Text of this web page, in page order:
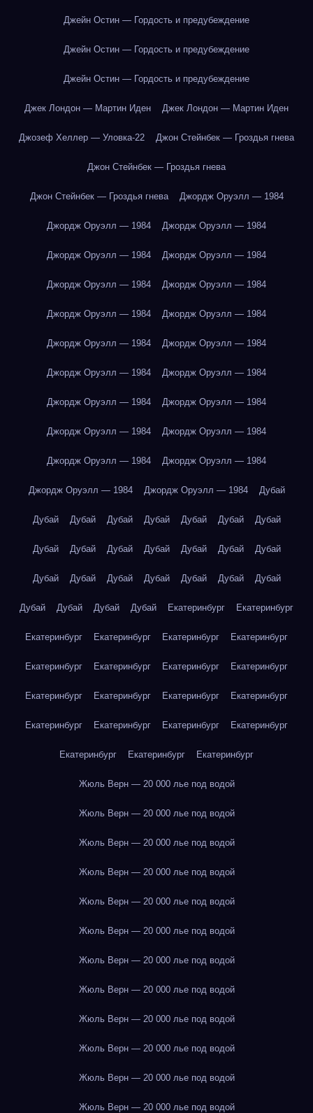
Джейн Остин — Гордость и предубеждение
Джейн Остин — Гордость и предубеждение
Джейн Остин — Гордость и предубеждение
Джек Лондон — Мартин Иден Джек Лондон — Мартин Иден
Джозеф Хеллер — Уловка-22 Джон Стейнбек — Гроздья гнева
Джон Стейнбек — Гроздья гнева
Джон Стейнбек — Гроздья гнева Джордж Оруэлл — 1984
Джордж Оруэлл — 1984 Джордж Оруэлл — 1984
Джордж Оруэлл — 1984 Джордж Оруэлл — 1984
Джордж Оруэлл — 1984 Джордж Оруэлл — 1984
Джордж Оруэлл — 1984 Джордж Оруэлл — 1984
Джордж Оруэлл — 1984 Джордж Оруэлл — 1984
Джордж Оруэлл — 1984 Джордж Оруэлл — 1984
Джордж Оруэлл — 1984 Джордж Оруэлл — 1984
Джордж Оруэлл — 1984 Джордж Оруэлл — 1984
Джордж Оруэлл — 1984 Джордж Оруэлл — 1984
Джордж Оруэлл — 1984 Джордж Оруэлл — 1984 Дубай
Дубай Дубай Дубай Дубай Дубай Дубай Дубай
Дубай Дубай Дубай Дубай Дубай Дубай Дубай
Дубай Дубай Дубай Дубай Дубай Дубай Дубай
Дубай Дубай Дубай Дубай Екатеринбург Екатеринбург
Екатеринбург Екатеринбург Екатеринбург Екатеринбург
Екатеринбург Екатеринбург Екатеринбург Екатеринбург
Екатеринбург Екатеринбург Екатеринбург Екатеринбург
Екатеринбург Екатеринбург Екатеринбург Екатеринбург
Екатеринбург Екатеринбург Екатеринбург
Жюль Верн — 20 000 лье под водой
Жюль Верн — 20 000 лье под водой
Жюль Верн — 20 000 лье под водой
Жюль Верн — 20 000 лье под водой
Жюль Верн — 20 000 лье под водой
Жюль Верн — 20 000 лье под водой
Жюль Верн — 20 000 лье под водой
Жюль Верн — 20 000 лье под водой
Жюль Верн — 20 000 лье под водой
Жюль Верн — 20 000 лье под водой
Жюль Верн — 20 000 лье под водой
Жюль Верн — 20 000 лье под водой